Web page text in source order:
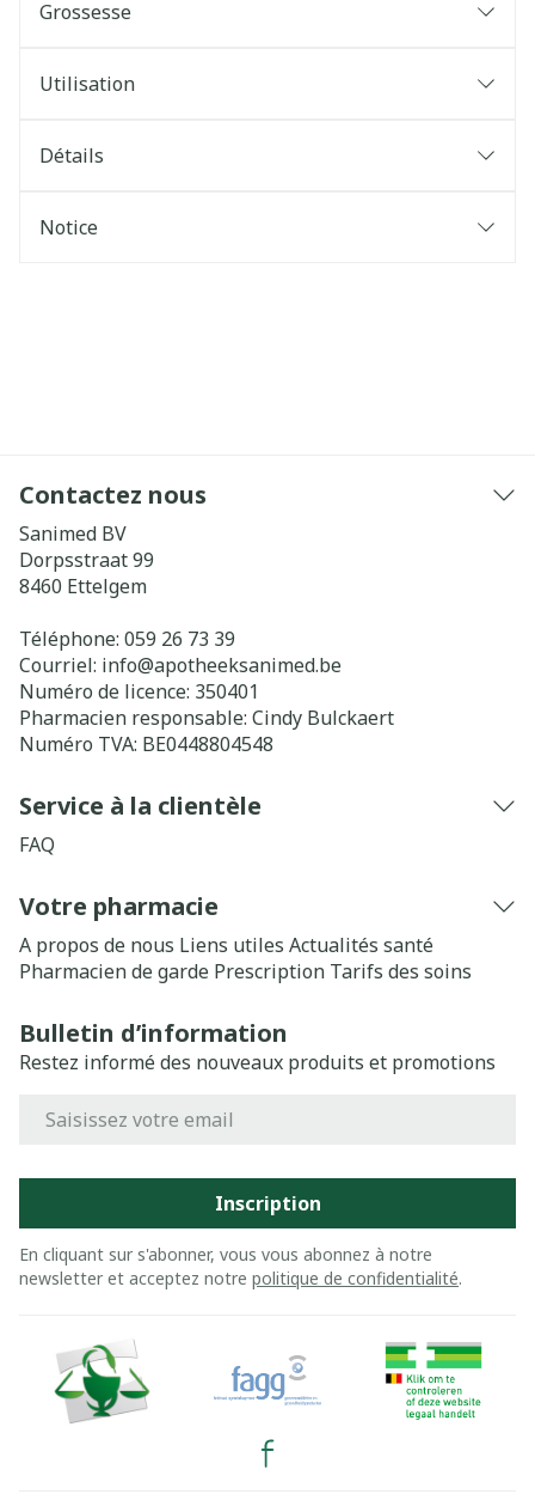
Grossesse
Utilisation
Détails
Notice
Contactez nous
Sanimed BV
Dorpsstraat 99
8460 Ettelgem
Téléphone: 059 26 73 39
Courriel: info@apotheeksanimed.be
Numéro de licence: 350401
Pharmacien responsable: Cindy Bulckaert
Numéro TVA: BE0448804548
Service à la clientèle
FAQ
Votre pharmacie
A propos de nous Liens utiles Actualités santé
Pharmacien de garde Prescription Tarifs des soins
Bulletin d’information
Restez informé des nouveaux produits et promotions
Inscription
En cliquant sur s'abonner, vous vous abonnez à notre
newsletter et acceptez notre politique de confidentialité.